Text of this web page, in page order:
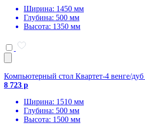
Ширина: 1450 мм
Глубина: 500 мм
Высота: 1350 мм
Компьютерный стол Квартет-4 венге/
8 723 р
Ширина: 1510 мм
Глубина: 500 мм
Высота: 1500 мм